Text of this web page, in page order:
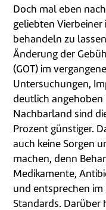
Doch mal eben
geliebten Vierbeiner
behandeln zu
Änderung der
(GOT) im
Untersuchungen,
deutlich angehoben
Nachbarland sind
Prozent günstiger.
auch keine Sorgen
machen, denn
Medikamente,
und entsprechen
Standards. Darüber